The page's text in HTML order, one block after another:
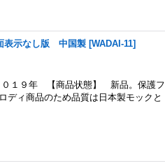
表示なし版 中国製 [WADAI-11]
１９年 【商品状態】 新品。保護フ
ィ商品のため品質は日本製モックと